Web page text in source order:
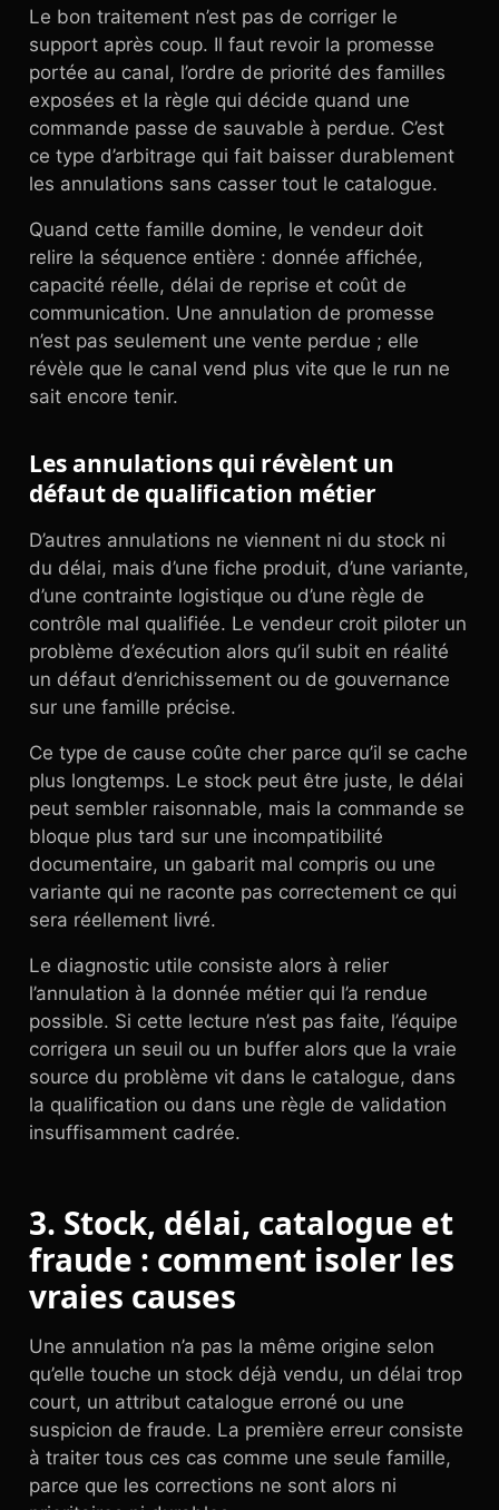
Le bon traitement n’est pas de corriger le
support après coup. Il faut revoir la promesse
portée au canal, l’ordre de priorité des familles
exposées et la règle qui décide quand une
commande passe de sauvable à perdue. C’est
ce type d’arbitrage qui fait baisser durablement
les annulations sans casser tout le catalogue.
Quand cette famille domine, le vendeur doit
relire la séquence entière : donnée affichée,
capacité réelle, délai de reprise et coût de
communication. Une annulation de promesse
n’est pas seulement une vente perdue ; elle
révèle que le canal vend plus vite que le run ne
sait encore tenir.
Les annulations qui révèlent un
défaut de qualification métier
D’autres annulations ne viennent ni du stock ni
du délai, mais d’une fiche produit, d’une variante,
d’une contrainte logistique ou d’une règle de
contrôle mal qualifiée. Le vendeur croit piloter un
problème d’exécution alors qu’il subit en réalité
un défaut d’enrichissement ou de gouvernance
sur une famille précise.
Ce type de cause coûte cher parce qu’il se cache
plus longtemps. Le stock peut être juste, le délai
peut sembler raisonnable, mais la commande se
bloque plus tard sur une incompatibilité
documentaire, un gabarit mal compris ou une
variante qui ne raconte pas correctement ce qui
sera réellement livré.
Le diagnostic utile consiste alors à relier
l’annulation à la donnée métier qui l’a rendue
possible. Si cette lecture n’est pas faite, l’équipe
corrigera un seuil ou un buffer alors que la vraie
source du problème vit dans le catalogue, dans
la qualification ou dans une règle de validation
insuffisamment cadrée.
3. Stock, délai, catalogue et
fraude : comment isoler les
vraies causes
Une annulation n’a pas la même origine selon
qu’elle touche un stock déjà vendu, un délai trop
court, un attribut catalogue erroné ou une
suspicion de fraude. La première erreur consiste
à traiter tous ces cas comme une seule famille,
parce que les corrections ne sont alors ni